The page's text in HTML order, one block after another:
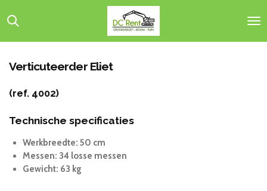
direct
hoofdinhoud
Verticuteerder Eliet
(ref. 4002)
Technische specificaties
Werkbreedte: 50 cm
Messen: 34 losse messen
Gewicht: 63 kg